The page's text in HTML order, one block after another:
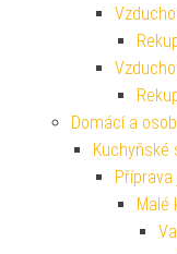
Domácí a
Kuchyňské
Příprava
Malé